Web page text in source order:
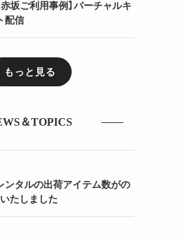
赤坂ご利用事例】バーチャルキ
配信
もっと見る
＆TOPICS
ンタルの出荷アイテム数がの
たしました